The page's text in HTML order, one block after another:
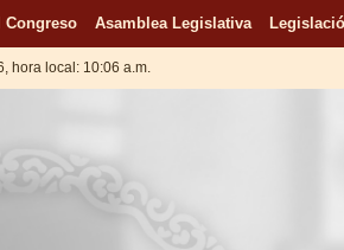
Congreso Asamblea Legislativa
hora local: 10:06 a.m.